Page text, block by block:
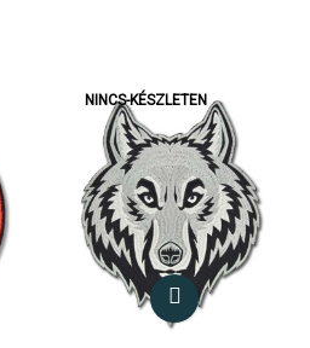
NINCS-KÉSZLETEN